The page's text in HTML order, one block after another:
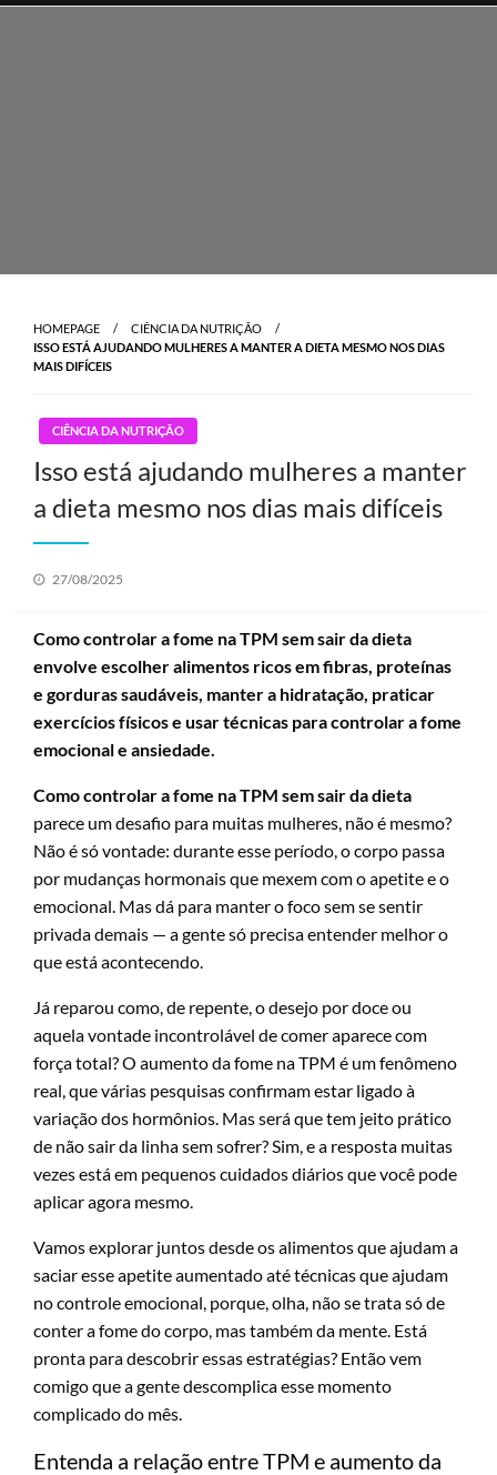
Skip
HOMEPAGE
CIÊNCIA DA NUTRIÇÃO
ISSO ESTÁ AJUDANDO MULHERES A MANTER A DIETA MESMO NOS DIAS
MAIS DIFÍCEIS
CIÊNCIA DA NUTRIÇÃO
Isso está ajudando mulheres a manter
a dieta mesmo nos dias mais difíceis
Posted
27/08/2025
Como controlar a fome na TPM sem sair da dieta
envolve escolher alimentos ricos em fibras, proteínas
e gorduras saudáveis, manter a hidratação, praticar
exercícios físicos e usar técnicas para controlar a fome
emocional e ansiedade.
Como controlar a fome na TPM sem sair da dieta
parece um desafio para muitas mulheres, não é mesmo?
Não é só vontade: durante esse período, o corpo passa
por mudanças hormonais que mexem com o apetite e o
emocional. Mas dá para manter o foco sem se sentir
privada demais — a gente só precisa entender melhor o
que está acontecendo.
Já reparou como, de repente, o desejo por doce ou
aquela vontade incontrolável de comer aparece com
força total? O aumento da fome na TPM é um fenômeno
real, que várias pesquisas confirmam estar ligado à
variação dos hormônios. Mas será que tem jeito prático
de não sair da linha sem sofrer? Sim, e a resposta muitas
vezes está em pequenos cuidados diários que você pode
aplicar agora mesmo.
Vamos explorar juntos desde os alimentos que ajudam a
saciar esse apetite aumentado até técnicas que ajudam
no controle emocional, porque, olha, não se trata só de
conter a fome do corpo, mas também da mente. Está
pronta para descobrir essas estratégias? Então vem
comigo que a gente descomplica esse momento
complicado do mês.
Entenda a relação entre TPM e aumento da